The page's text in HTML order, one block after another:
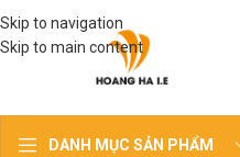
Skip to navigation
Skip to main content
DANH MỤC SẢN PHẨM